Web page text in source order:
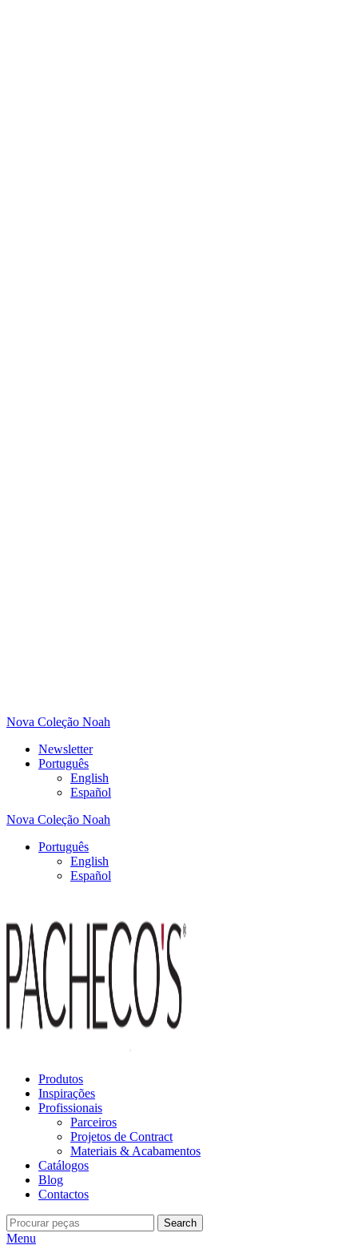
Nova Coleção Noah
Newsletter
Português
English
Español
Nova Coleção Noah
Português
English
Español
Produtos
Inspirações
Profissionais
Parceiros
Projetos de Contract
Materiais & Acabamentos
Catálogos
Blog
Contactos
Search
Menu